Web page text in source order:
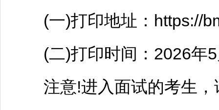
(一)打印地址：https://
(二)打印时间：2026年5
注意!进入面试的考生，